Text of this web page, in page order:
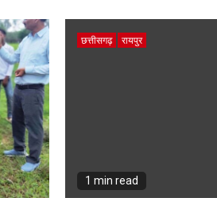
छत्तीसगढ़ रायपुर
1 min read